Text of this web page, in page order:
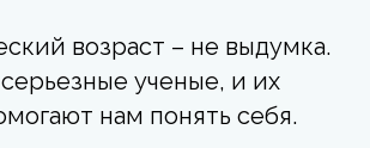
возраст – не выдумка.
ученые, и их
нам понять себя.